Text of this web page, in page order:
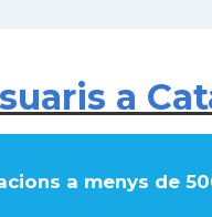
a
a menys de